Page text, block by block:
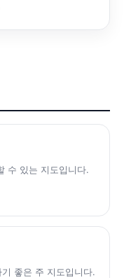
수 있는 지도입니다.
좋은 주 지도입니다.